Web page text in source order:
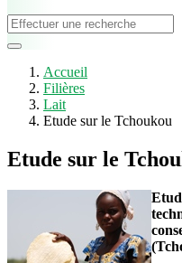
Accueil
Filières
Lait
Etude sur le Tchoukou
Etude sur le